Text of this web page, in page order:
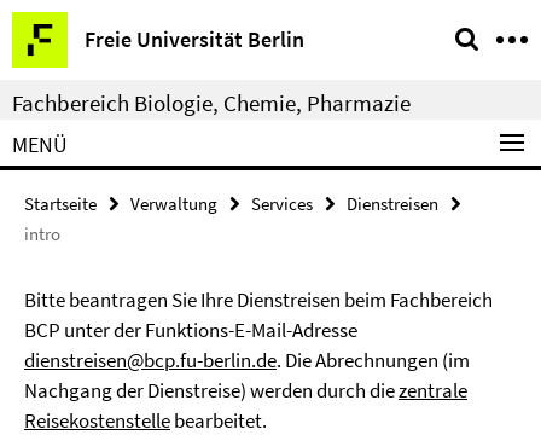
Springe
direkt
zu
Inhalt
Freie Universität Berlin
Service-
Navigation
Fachbereich Biologie, Chemie, Pharmazie
MENÜ
Startseite Verwaltung Services
Dienstreisen
intro
Bitte beantragen Sie Ihre Dienstreisen beim Fachbereich
BCP unter der Funktions-E-Mail-Adresse
dienstreisen@bcp.fu-berlin.de. Die Abrechnungen (im
Nachgang der Dienstreise) werden durch diezentrale
Reisekostenstellebearbeitet.